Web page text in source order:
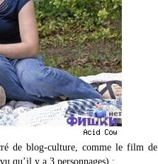
de blog-culture, comme le film de
qu’il y a 3 personnages) :